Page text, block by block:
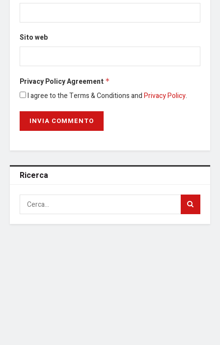
Sito web
Privacy Policy Agreement *
I agree to the Terms & Conditions andPrivacy Policy.
Ricerca